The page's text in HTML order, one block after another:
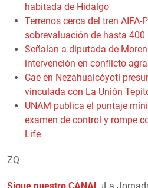
habitada de Hidalgo
Terrenos cerca del tren AIFA-
sobrevaluación de hasta 400
Señalan a diputada de
intervención en conflicto
Cae en Nezahualcóyotl
vinculada con La Unión
UNAM publica el puntaje
examen de control y rompe
Life
ZQ